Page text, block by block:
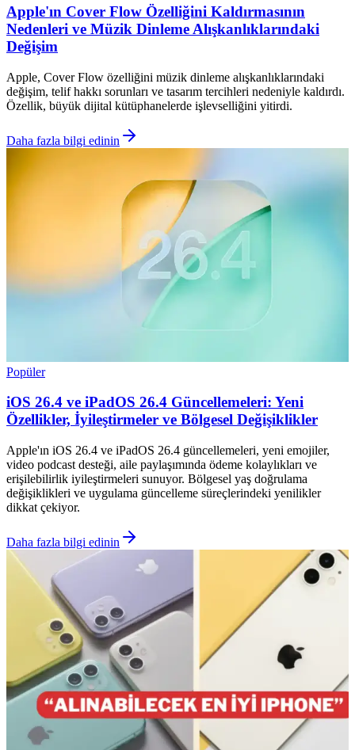
Apple'ın Cover Flow Özelliğini Kaldırmasının
Nedenleri ve Müzik Dinleme Alışkanlıklarındaki
Değişim
Apple, Cover Flow özelliğini müzik dinleme alışkanlıklarındaki
değişim, telif hakkı sorunları ve tasarım tercihleri nedeniyle kaldırdı.
Özellik, büyük dijital kütüphanelerde işlevselliğini yitirdi.
Daha fazla bilgi edinin
Popüler
iOS 26.4 ve iPadOS 26.4 Güncellemeleri: Yeni
Özellikler, İyileştirmeler ve Bölgesel Değişiklikler
Apple'ın iOS 26.4 ve iPadOS 26.4 güncellemeleri, yeni emojiler,
video podcast desteği, aile paylaşımında ödeme kolaylıkları ve
erişilebilirlik iyileştirmeleri sunuyor. Bölgesel yaş doğrulama
değişiklikleri ve uygulama güncelleme süreçlerindeki yenilikler
dikkat çekiyor.
Daha fazla bilgi edinin